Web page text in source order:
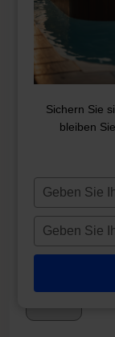
LX
ZR-21240
115,00€
Auf Lager
Sichern Sie
bleiben
Typ
naam
Typ
e-
in